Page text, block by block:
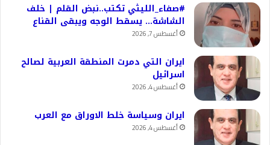
#صفاء_الليثي تكتب..نبض القلم | خلف
الشاشة… يسقط الوجه ويبقى القناع
أغسطس 7, 2026
ايران التي دمرت المنطقة العربية لصالح
اسرائيل
أغسطس 4, 2026
ايران وسياسة خلط الاوراق مع العرب
أغسطس 4, 2026